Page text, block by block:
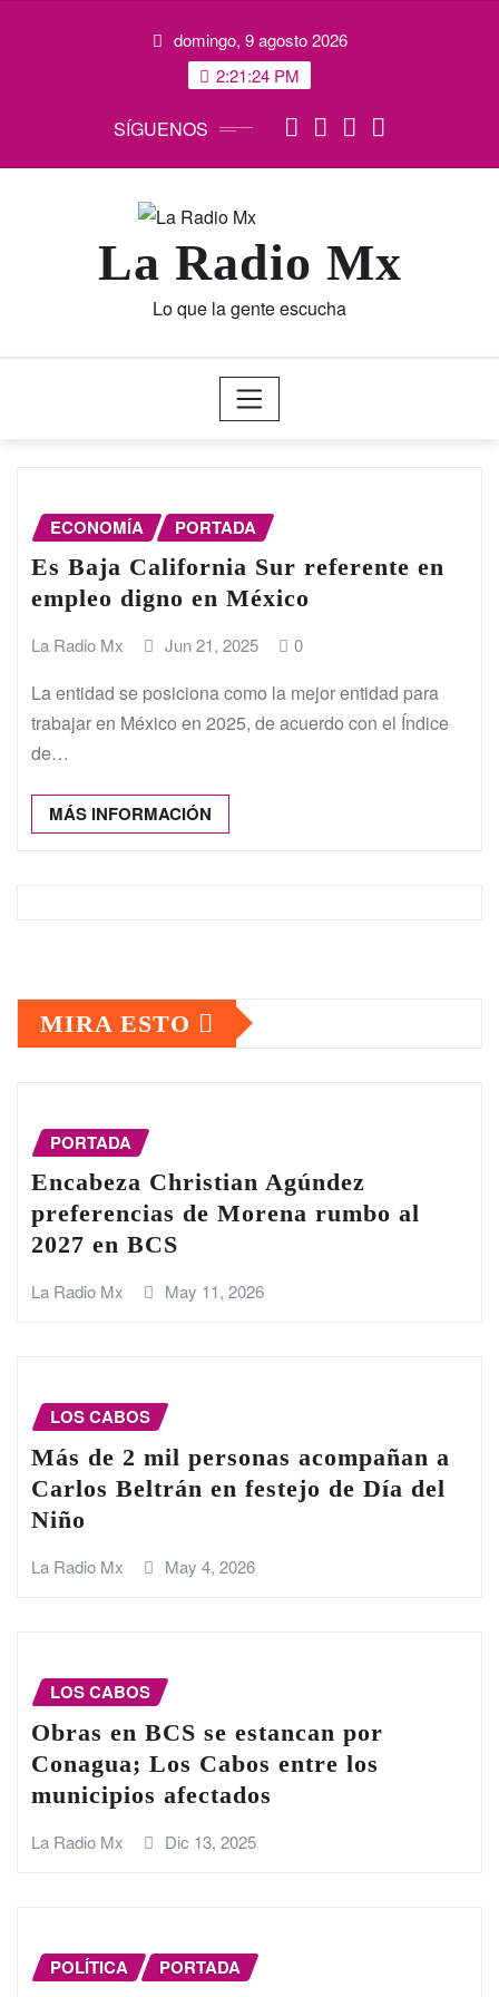
domingo, 9 agosto 2026
2:21:24 PM
SÍGUENOS
La Radio Mx
Lo que la gente escucha
ECONOMÍA PORTADA
Es Baja California Sur referente en
empleo digno en México
La Radio Mx Jun 21, 2025 0
La entidad se posiciona como la mejor entidad para
trabajar en México en 2025, de acuerdo con el Índice
de…
MÁS INFORMACIÓN
MIRA ESTO
PORTADA
Encabeza Christian Agúndez
preferencias de Morena rumbo al
2027 en BCS
La Radio Mx May 11, 2026
LOS CABOS
Más de 2 mil personas acompañan a
Carlos Beltrán en festejo de Día del
Niño
La Radio Mx May 4, 2026
LOS CABOS
Obras en BCS se estancan por
Conagua; Los Cabos entre los
municipios afectados
La Radio Mx Dic 13, 2025
POLÍTICA PORTADA